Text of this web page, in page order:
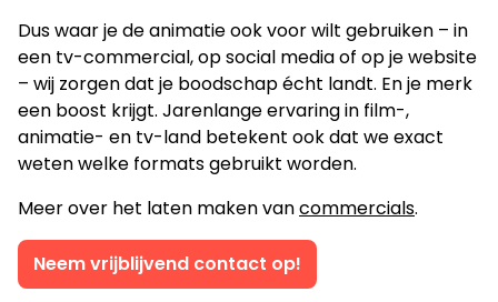
Dus waar je de animatie ook voor wilt gebruiken – in
een tv-commercial, op social media of op je website
– wij zorgen dat je boodschap écht landt. En je merk
een boost krijgt. Jarenlange ervaring in film-,
animatie- en tv-land betekent ook dat we exact
weten welke formats gebruikt worden.
Meer over het laten maken vancommercials.
Neem vrijblijvend contact op!